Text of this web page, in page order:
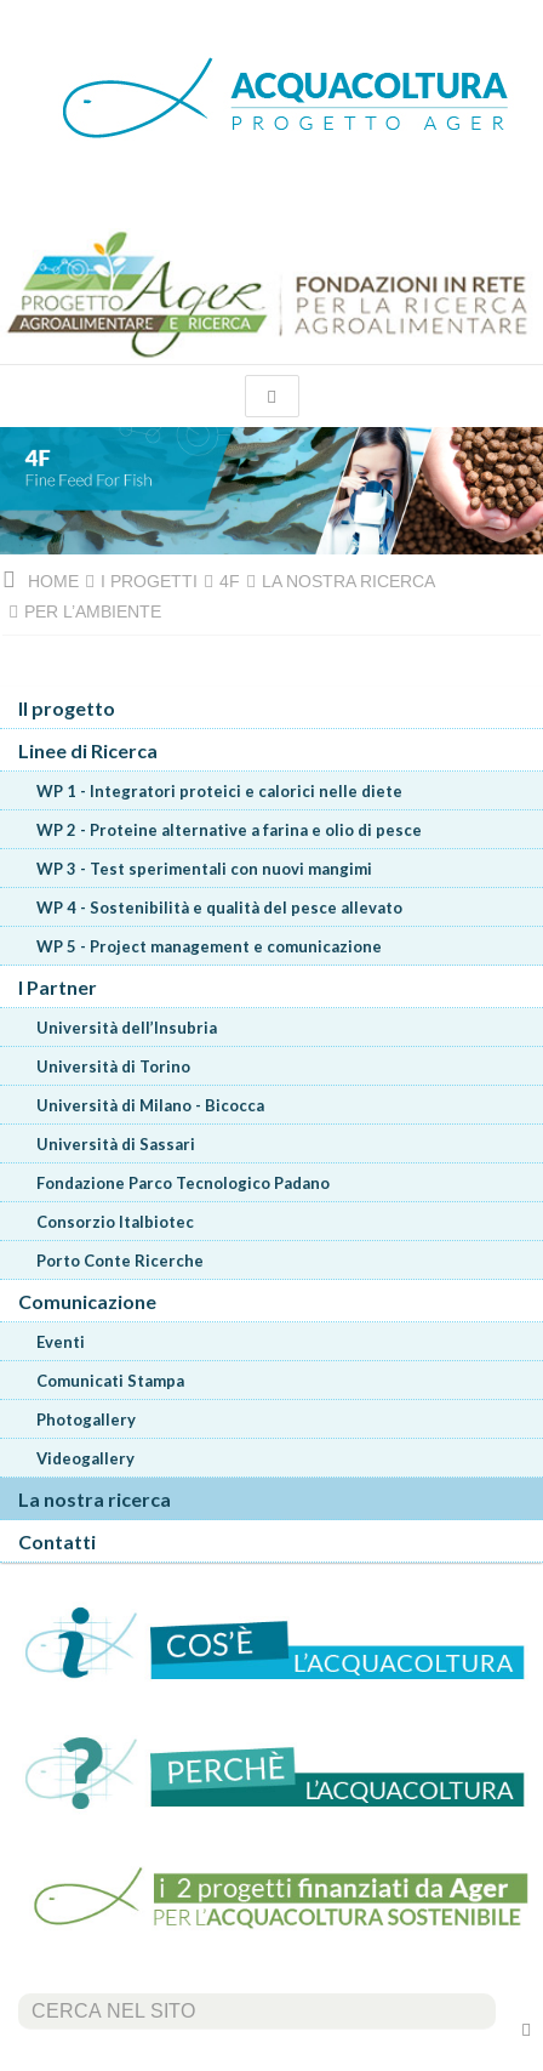
HOME I PROGETTI 4F
LA NOSTRA RICERCA
PER L’AMBIENTE
Il progetto
Linee di Ricerca
WP 1 - Integratori proteici e calorici nelle diete
WP 2 - Proteine alternative a farina e olio di pesce
WP 3 - Test sperimentali con nuovi mangimi
WP 4 - Sostenibilità e qualità del pesce allevato
WP 5 - Project management e comunicazione
I Partner
Università dell’Insubria
Università di Torino
Università di Milano - Bicocca
Università di Sassari
Fondazione Parco Tecnologico Padano
Consorzio Italbiotec
Porto Conte Ricerche
Comunicazione
Eventi
Comunicati Stampa
Photogallery
Videogallery
La nostra ricerca
Contatti
Cerca...